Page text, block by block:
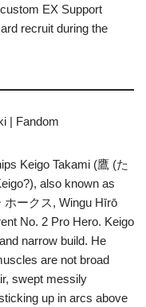
EX Support
recruit during the
| Fandom
Keigo Takami (鷹 (た
also known as
ークス, Wingu Hīrō
No. 2 Pro Hero. Keigo
narrow build. He
are not broad
swept messily
up in arcs above